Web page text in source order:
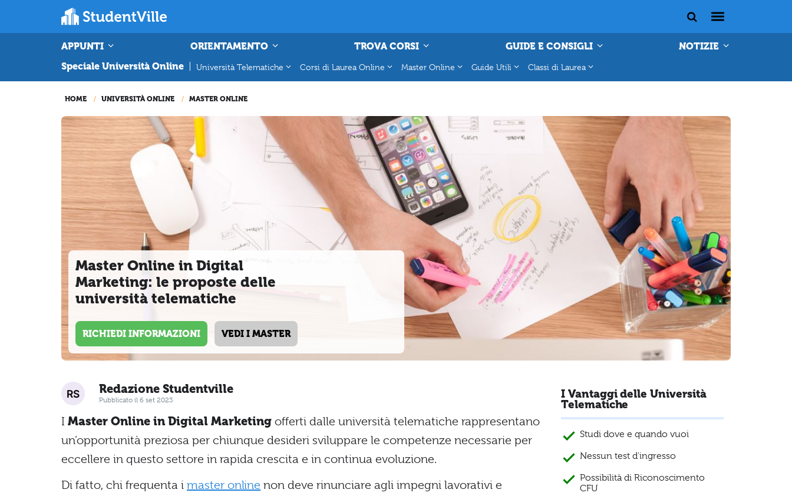
APPUNTI ORIENTAMENTO TROVA CORSI GUIDE E CONSIGLI
NOTIZIE
Speciale Università Online
Università Telematiche Corsi di Laurea Online Master Online Guide Utili Classi di Laurea
HOME UNIVERSITÀ ONLINE MASTER ONLINE
Master Online in Digital
Marketing: le proposte delle
università telematiche
RICHIEDI INFORMAZIONI VEDI I MASTER
Redazione Studentville
Pubblicato il 6 set 2023
I Master Online in Digital Marketing offerti dalle università telematiche rappresentano
un’opportunità preziosa per chiunque desideri sviluppare le competenze necessarie per
eccellere in questo settore in rapida crescita e in continua evoluzione.
Di fatto, chi frequenta i master online non deve rinunciare agli impegni lavorativi e
I Vantaggi delle Università
Telematiche
Studi dove e quando vuoi
Nessun test d'ingresso
Possibilità di Riconoscimento
CFU